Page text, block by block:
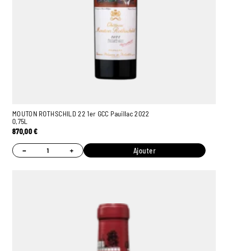
MOUTON ROTHSCHILD 22 1er GCC Pauillac 2022
0,75L
870,00€
− + Ajouter